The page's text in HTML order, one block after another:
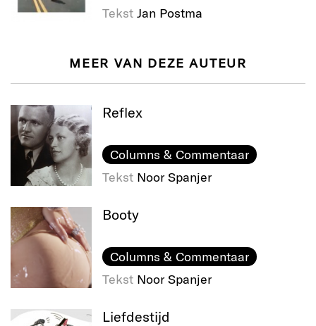
Tekst Jan Postma
MEER VAN DEZE AUTEUR
Reflex
Columns & Commentaar
Tekst Noor Spanjer
Booty
Columns & Commentaar
Tekst Noor Spanjer
Liefdestijd